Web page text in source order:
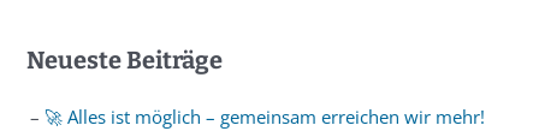
Neueste Beiträge
🚀 Alles ist möglich – gemeinsam erreichen wir mehr!